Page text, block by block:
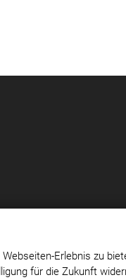
Rottenberg
Erlebnis zu
für die Zukunft